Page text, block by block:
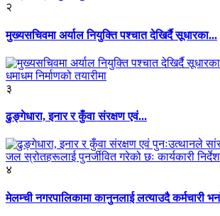
२
मुख्यसचिवमा अर्याल नियुक्ति पश्चात देखिर्दै सूधारका...
३
ढुङ्गेधारा, इनार र कुँवा संरक्षण एवं...
४
मेलम्ची नगरपालिकामा कानुनलाई लत्याउदै कर्मचारी